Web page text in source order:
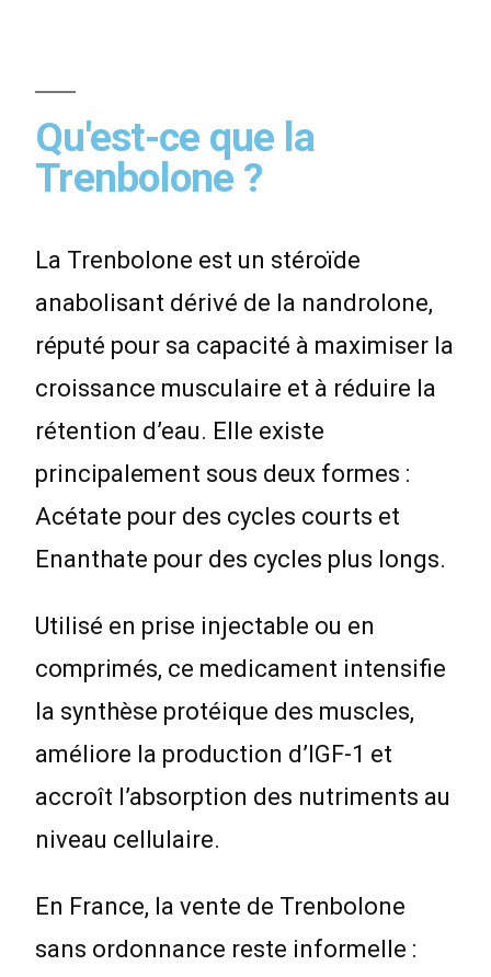
Qu'est-ce que la
Trenbolone ?
La Trenbolone est un stéroïde
anabolisant dérivé de la nandrolone,
réputé pour sa capacité à maximiser la
croissance musculaire et à réduire la
rétention d’eau. Elle existe
principalement sous deux formes :
Acétate pour des cycles courts et
Enanthate pour des cycles plus longs.
Utilisé en prise injectable ou en
comprimés, ce medicament intensifie
la synthèse protéique des muscles,
améliore la production d’IGF-1 et
accroît l’absorption des nutriments au
niveau cellulaire.
En France, la vente de Trenbolone
sans ordonnance reste informelle :